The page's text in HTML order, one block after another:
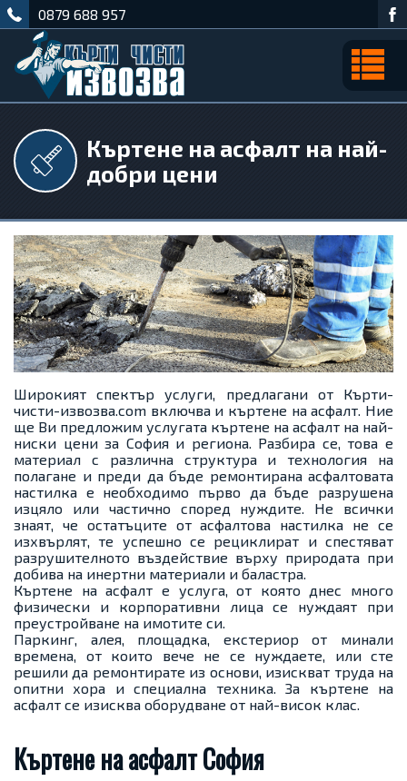
0879 688 957
Къртене на асфалт на най-
добри цени
Широкият спектър услуги, предлагани от Кърти-
чисти-извозва.com включва и къртене на асфалт. Ние
ще Ви предложим услугата къртене на асфалт на най-
ниски цени за София и региона. Разбира се, това е
материал с различна структура и технология на
полагане и преди да бъде ремонтирана асфалтовата
настилка е необходимо първо да бъде разрушена
изцяло или частично според нуждите. Не всички
знаят, че остатъците от асфалтова настилка не се
изхвърлят, те успешно се рециклират и спестяват
разрушителното въздействие върху природата при
добива на инертни материали и баластра.
Къртене на асфалт е услуга, от която днес много
физически и корпоративни лица се нуждаят при
преустройване на имотите си.
Паркинг, алея, площадка, екстериор от минали
времена, от които вече не се нуждаете, или сте
решили да ремонтирате из основи, изискват труда на
опитни хора и специална техника. За къртене на
асфалт се изисква оборудване от най-висок клас.
Къртене на асфалт София